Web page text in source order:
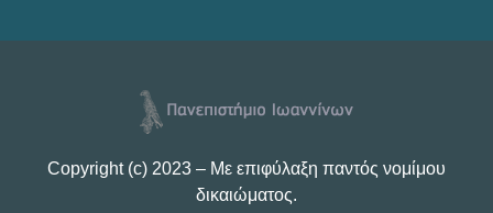
Copyright (c) 2023 – Με επιφύλαξη παντός νομίμου
δικαιώματος.